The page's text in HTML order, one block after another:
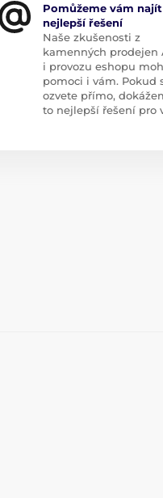
Pomůžeme vám
nejlepší řešení
Naše zkušenosti z
kamenných prodejen
i provozu eshopu
pomoci i vám. Pokud
ozvete přímo,
to nejlepší řešení pro